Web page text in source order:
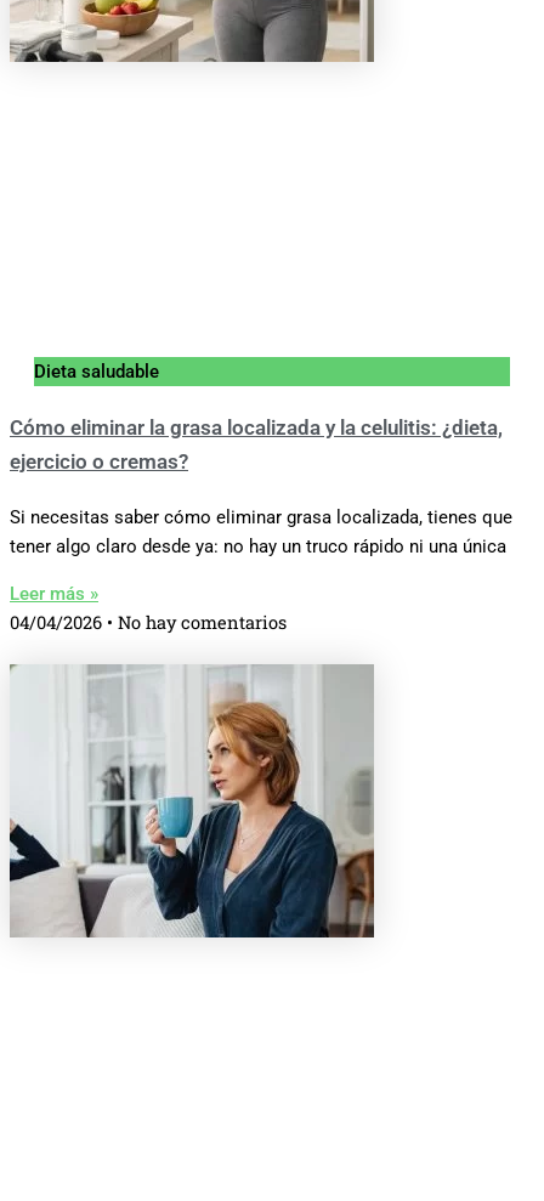
Dieta saludable
Cómo eliminar la grasa localizada y la celulitis: ¿dieta,
ejercicio o cremas?
Si necesitas saber cómo eliminar grasa localizada, tienes que
tener algo claro desde ya: no hay un truco rápido ni una única
Leer más »
04/04/2026 No hay comentarios